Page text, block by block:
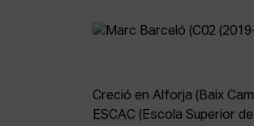
Creció en Alforja (Baix
ESCAC (Escola Superior